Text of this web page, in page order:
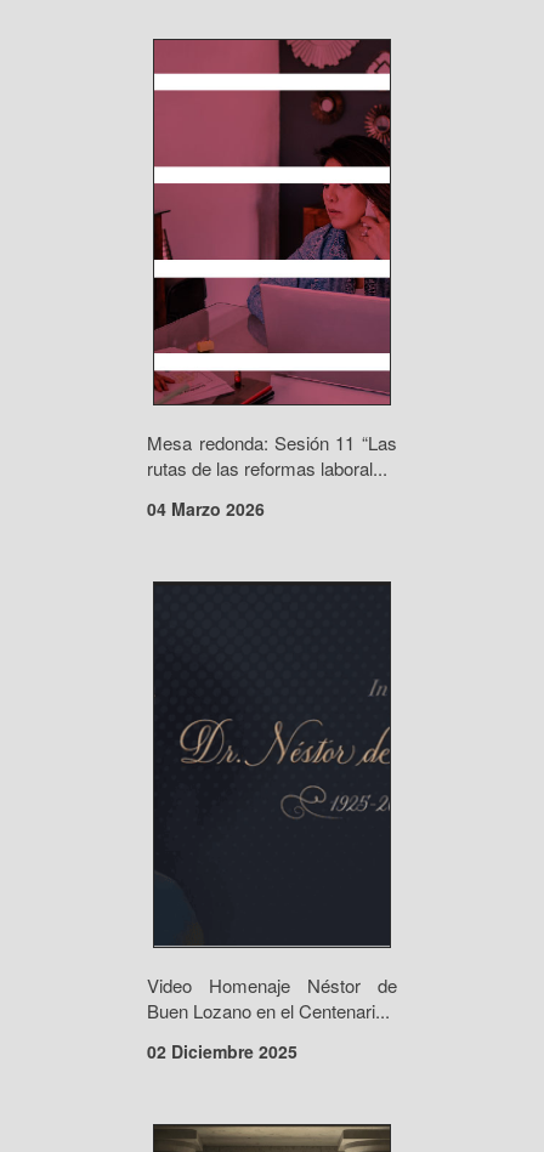
Mesa redonda: Sesión 11 “Las
rutas de las reformas laboral...
04 Marzo 2026
Video Homenaje Néstor de
Buen Lozano en el Centenari...
02 Diciembre 2025